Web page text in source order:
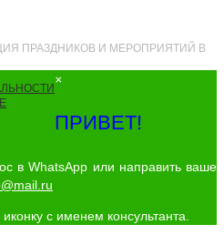
ПРАЗДНИКОВ И МЕРОПРИЯТИЙ В
×
ПРИВЕТ!
в WhatsApp или направить ваше
с именем консультанта.